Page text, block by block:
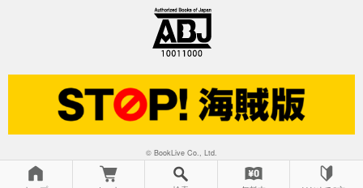
© BookLive Co., Ltd.